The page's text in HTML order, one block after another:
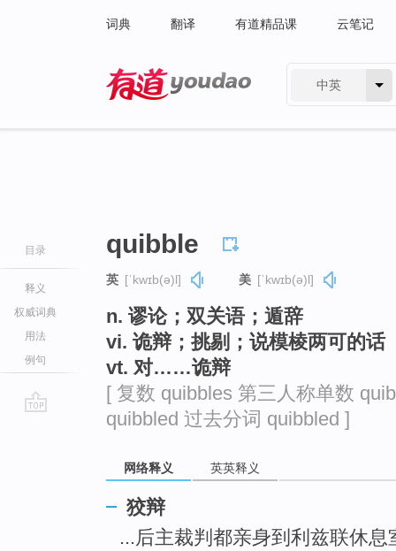
词典 翻译 有道精品课 云笔记
中英
目录
释义
权威词典
用法
例句
quibble
英 [ˈkwɪb(ə)l] 美 [ˈkwɪb(ə)l]
n. 谬论；双关语；遁辞
vi. 诡辩；挑剔；说模棱两可的话
vt. 对……诡辩
[ 复数 quibbles 第三人称单数
quibbled 过去分词 quibbled ]
网络释义 英英释义
狡辩
...后主裁判都亲身到利兹联休